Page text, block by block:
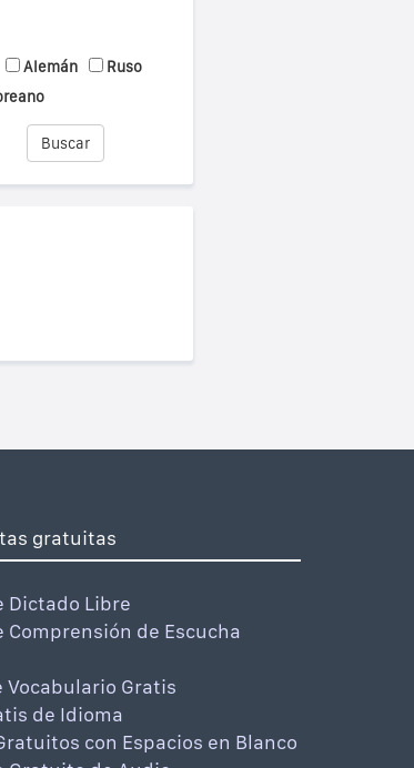
Alemán
Ruso
Buscar
gratuitas
Dictado Libre
Comprensión de Escucha
Vocabulario Gratis
de Idioma
con Espacios en Blanco